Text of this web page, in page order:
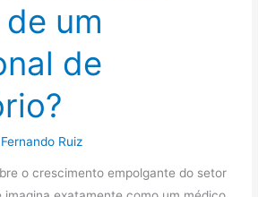
um
de
Fernando Ruiz
o crescimento empolgante do setor